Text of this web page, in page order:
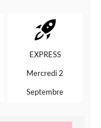
EXPRESS
Mercredi 2
Septembre